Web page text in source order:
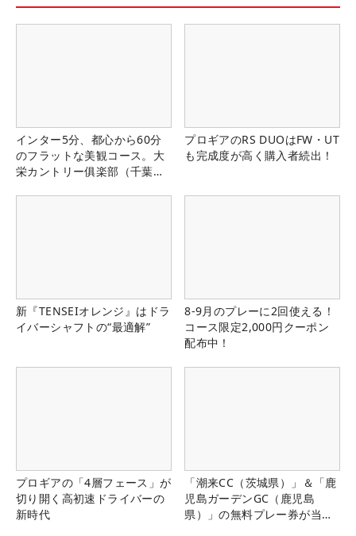
インター5分、都心から60分
のフラットな美観コース。大
栄カントリー俱楽部（千葉
プロギアのRS DUOはFW・UT
も完成度が高く購入者続出！
新『TENSEIオレンジ』はドラ
イバーシャフトの“最適解”
8-9月のプレーに2回使える！
コース限定2,000円クーポン
配布中！
プロギアの「4層フェース」が
切り開く高初速ドライバーの
新時代
「潮来CC（茨城県）」＆「鹿
児島ガーデンGC（鹿児島
県）」の無料プレー券が当た